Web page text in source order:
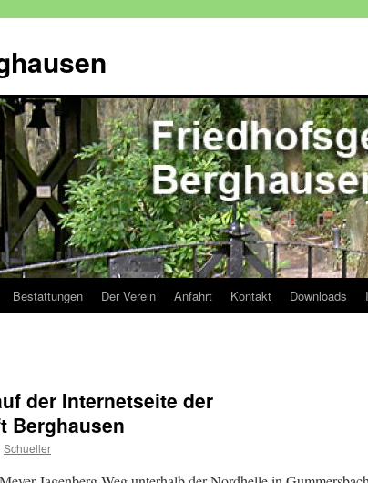
Bestattungen Der Verein Anfahrt Kontakt Downloads
der Internetseite der
Berghausen
Schueller